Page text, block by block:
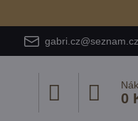
gabri.cz@seznam.cz
0